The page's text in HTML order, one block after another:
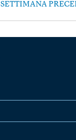
SETTIMANA